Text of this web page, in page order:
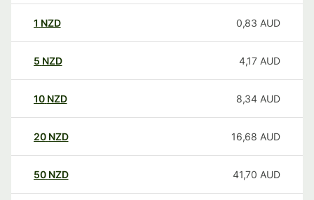
1 NZD 0,83 AUD
5 NZD 4,17 AUD
10 NZD 8,34 AUD
20 NZD 16,68 AUD
50 NZD 41,70 AUD